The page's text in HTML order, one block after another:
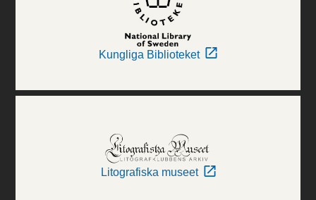
Kungliga Biblioteket
Litografiska museet